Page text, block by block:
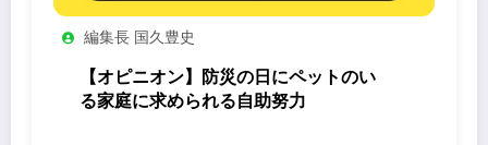
編集長 国久豊史
【オピニオン】防災の日にペットのい
る家庭に求められる自助努力